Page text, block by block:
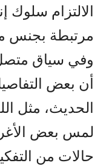
الالتزام
مرتبطة بجنس
وفي سياق
أن بعض
الحديث، مثل
لمس بعض
حالات من